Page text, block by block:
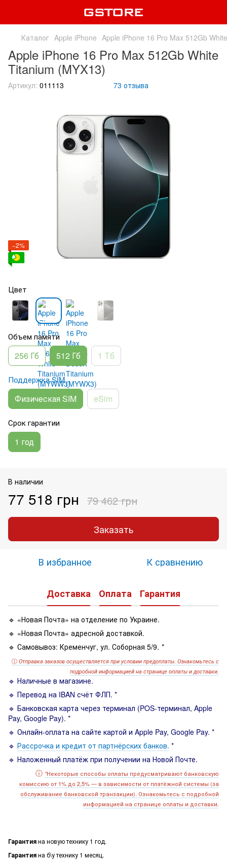
Каталог Apple iPhone Apple iPhone 16 Pro Max 512Gb
Apple iPhone 16 Pro Max 512Gb White
Titanium (MYX13)
Артикул: 011113 73 отзыва
−2%
Цвет
Объем памяти
256 Гб 512 Гб 1 Тб
Поддержка SIM
Физическая SIM eSim
Срок гарантии
1 год
В наличии
77 518 грн 79 462 грн
Заказать
В избранное К сравнению
Доставка Оплата Гарантия
🔹 «Новая Почта» на отделение по Украине.
🔹 «Новая Почта» адресной доставкой.
🔹 Самовывоз: Кременчуг, ул. Соборная 5/9. *
ⓘ Отправка заказов осуществляется при условии предоплаты. Ознакомьтесь с
подробной информацией на странице оплаты и доставки.
🔹 Наличные в магазине.
🔹 Перевод на IBAN счёт ФЛП. *
🔹 Банковская карта через терминал (POS-терминал, Apple
Pay, Google Pay). *
🔹 Онлайн-оплата на сайте картой и Apple Pay, Google Pay. *
🔹 Рассрочка и кредит от партнёрских банков. *
🔹 Наложенный платёж при получении на Новой Почте.
ⓘ *Некоторые способы оплаты предусматривают банковскую
комиссию от 1% до 2,5% — в зависимости от платёжной системы (за
обслуживание банковской транзакции). Ознакомьтесь с подробной
информацией на странице оплаты и доставки.
Гарантияна новую технику 1 год.
Гарантияна б\у технику 1 месяц.